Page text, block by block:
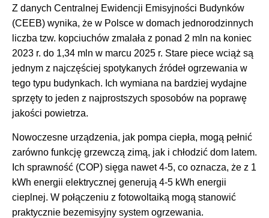
Z danych Centralnej Ewidencji Emisyjności Budynków
(CEEB) wynika, że w Polsce w domach jednorodzinnych
liczba tzw. kopciuchów zmalała z ponad 2 mln na koniec
2023 r. do 1,34 mln w marcu 2025 r. Stare piece wciąż są
jednym z najczęściej spotykanych źródeł ogrzewania w
tego typu budynkach. Ich wymiana na bardziej wydajne
sprzęty to jeden z najprostszych sposobów na poprawę
jakości powietrza.
Nowoczesne urządzenia, jak pompa ciepła, mogą pełnić
zarówno funkcję grzewczą zimą, jak i chłodzić dom latem.
Ich sprawność (COP) sięga nawet 4-5, co oznacza, że z 1
kWh energii elektrycznej generują 4-5 kWh energii
cieplnej. W połączeniu z fotowoltaiką mogą stanowić
praktycznie bezemisyjny system ogrzewania.